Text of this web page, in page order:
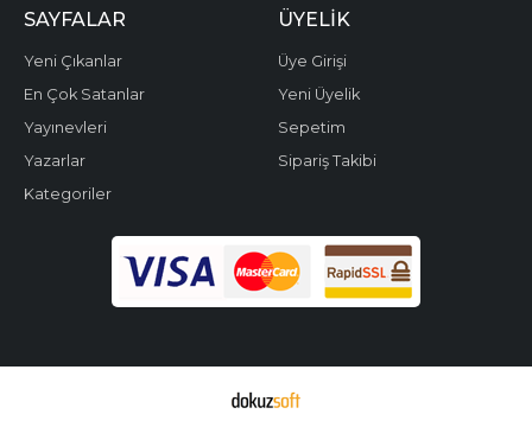
SAYFALAR
Yeni Çıkanlar
En Çok Satanlar
Yayınevleri
Yazarlar
Kategoriler
ÜYELIK
Üye Girişi
Yeni Üyelik
Sepetim
Sipariş Takibi